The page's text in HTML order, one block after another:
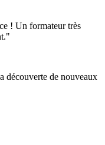
! Un formateur très
découverte de nouveaux